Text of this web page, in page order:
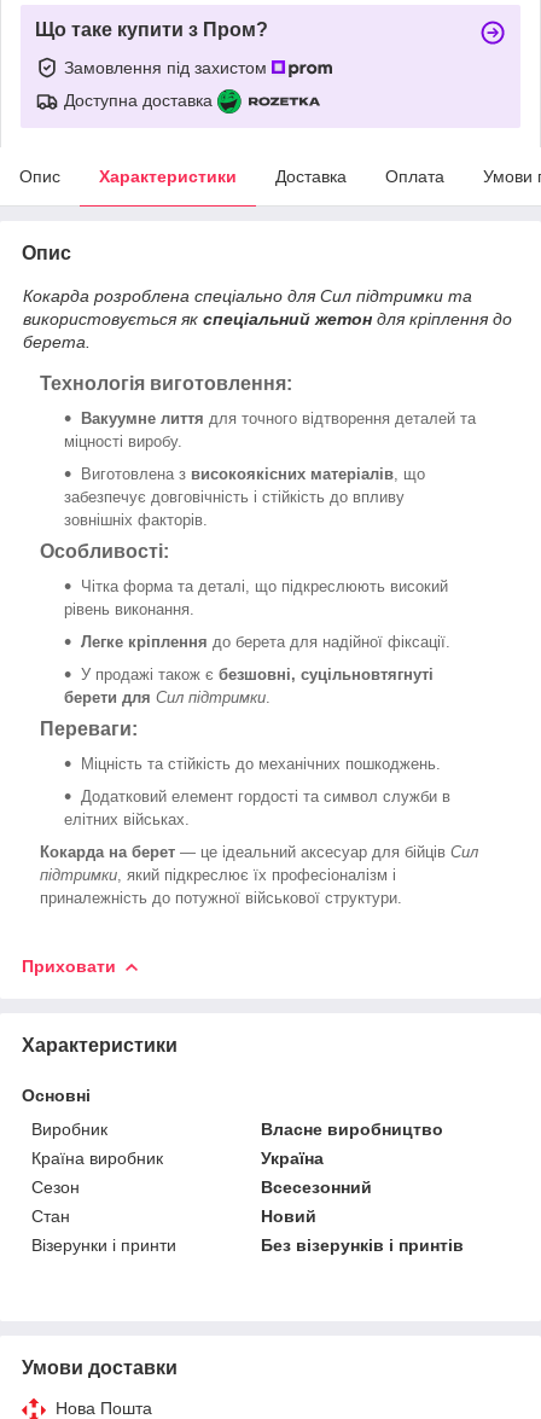
Що таке купити з Пром?
Замовлення під захистом
Доступна доставка
Опис Характеристики Доставка Оплата Умови
Опис
Кокарда розроблена спеціально для Сил підтримки та
використовується як спеціальний жетон для кріплення до
берета.
Технологія виготовлення:
Вакуумне лиття для точного відтворення деталей та
міцності виробу.
Виготовлена з високоякісних матеріалів , що
забезпечує довговічність і стійкість до впливу
зовнішніх факторів.
Особливості:
Чітка форма та деталі, що підкреслюють високий
рівень виконання.
Легке кріплення до берета для надійної фіксації.
У продажі також є безшовні, суцільновтягнуті
берети для Сил підтримки
Переваги:
Міцність та стійкість до механічних пошкоджень.
Додатковий елемент гордості та символ служби в
елітних військах.
Кокарда на берет — це ідеальний аксесуар для бійців Сил
підтримки , який підкреслює їх професіоналізм і
приналежність до потужної військової структури.
Приховати
Характеристики
Основні
Виробник
Власне виробництво
Країна виробник
Україна
Сезон
Всесезонний
Стан
Новий
Візерунки і принти
Без візерунків і принтів
Умови доставки
Нова Пошта